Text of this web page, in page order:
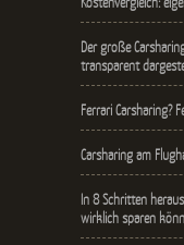
Der große
transparent
Ferrari Carsharing?
Carsharing am
In 8 Schritten
wirklich sparen